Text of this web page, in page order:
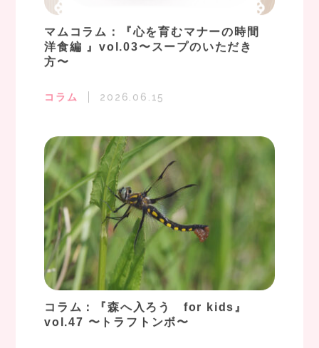
マムコラム：『心を育むマナーの時間
洋食編 』vol.03〜スープのいただき
方〜
コラム 2026.06.15
コラム：『森へ入ろう for kids』
vol.47 〜トラフトンボ〜